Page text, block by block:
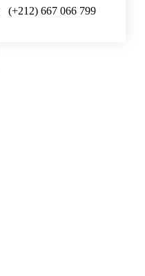
(+212) 667 066 799